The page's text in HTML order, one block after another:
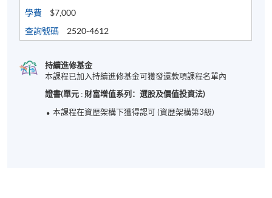
(2) 彭博士擁有超過30年投資分析及股票研究的經驗，
對證券價格評估及股票投資有非常專業的見解。彭博
香港證監會第1、4與9號牌照，以及依據香港法例29章
所頒發之信託人牌照。彭博士曾歷任上市公司執行董
事、証監會持牌公司負責人等要職，於投資界及金融
業擁有豐富經驗，精通於上市公司併購、融資、分
學費
$7,000
查詢號碼
2520-4612
持續進修基金
本課程已加入持續進修基金可獲發還款項課程名單內
證書(單元 : 財富增值系列：選股及價值投資法)
本課程在資歴架構下獲得認可 (資歴架構第3級)